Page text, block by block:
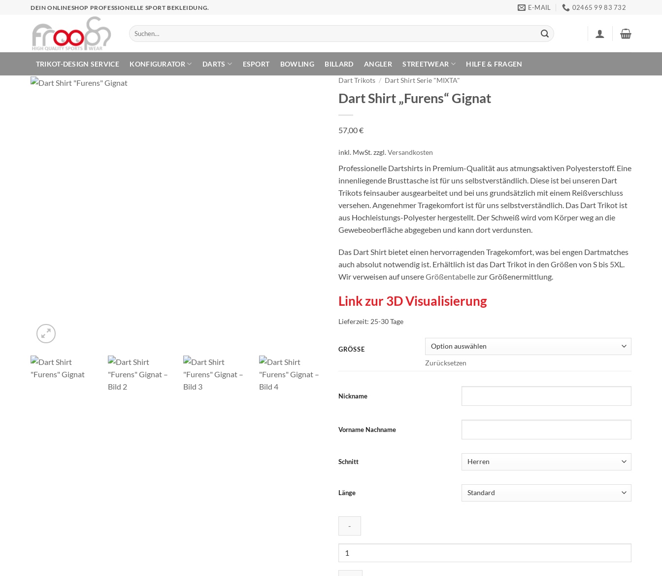
DEIN ONLINESHOP PROFESSIONELLE SPORT BEKLEIDUNG. E-MAIL 02465 99 83 732
Suchen
nach:
TRIKOT-DESIGN SERVICE KONFIGURATOR DARTS ESPORT BOWLING BILLARD ANGLER STREETWEAR HILFE & FRAGEN
Dart Trikots / Dart Shirt Serie "MIXTA"
Dart Shirt „Furens“ Gignat
57,00€
inkl. MwSt.zzgl.Versandkosten
Professionelle Dartshirts in Premium-Qualität aus atmungsaktiven Polyesterstoff. Eine
innenliegende Brusttasche ist für uns selbstverständlich. Diese ist bei unseren Dart
Trikots feinsauber ausgearbeitet und bei uns grundsätzlich mit einem Reißverschluss
versehen. Angenehmer Tragekomfort ist für uns selbstverständlich. Das Dart Trikot ist
aus Hochleistungs-Polyester hergestellt. Der Schweiß wird vom Körper weg an die
Gewebeoberfläche abgegeben und kann dort verdunsten.
Das Dart Shirt bietet einen hervorragenden Tragekomfort, was bei engen Dartmatches
auch absolut notwendig ist. Erhältlich ist das Dart Trikot in den Größen von S bis 5XL.
Wir verweisen auf unsereGrößentabellezur Größenermittlung.
Link zur 3D Visualisierung
Lieferzeit: 25-30 Tage
GRÖSSE
Zurücksetzen
Nickname
Vorname Nachname
Schnitt
Länge
Dart
Shirt
"Furens"